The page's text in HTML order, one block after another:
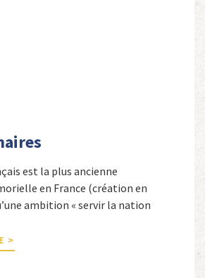
est la plus ancienne
en France (création en
ambition « servir la nation
Afin d’atteindre cet objectif,
entretient des liens amicaux
>